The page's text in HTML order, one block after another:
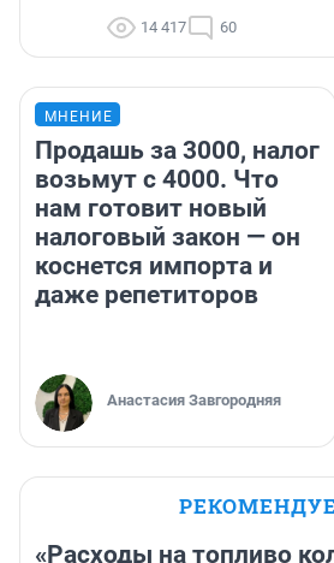
14 417 60
МНЕНИЕ
Продашь за 3000, налог
возьмут с 4000. Что
нам готовит новый
налоговый закон — он
коснется импорта и
даже репетиторов
Анастасия Завгородняя
«Расходы на топливо